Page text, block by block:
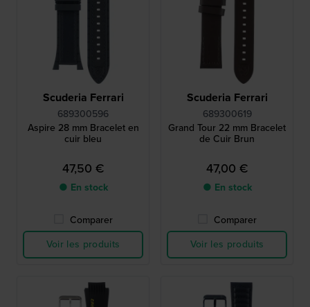
Scuderia Ferrari
689300596
Aspire 28 mm Bracelet en
cuir bleu
47,50 €
● En stock
Comparer
Voir les produits
Scuderia Ferrari
689300619
Grand Tour 22 mm Bracelet
de Cuir Brun
47,00 €
● En stock
Comparer
Voir les produits